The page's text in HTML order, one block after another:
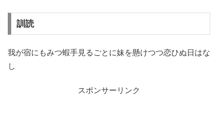
訓読
我が宿にもみつ蝦手見るごとに妹を懸けつつ恋ひぬ日はな
し
スポンサーリンク